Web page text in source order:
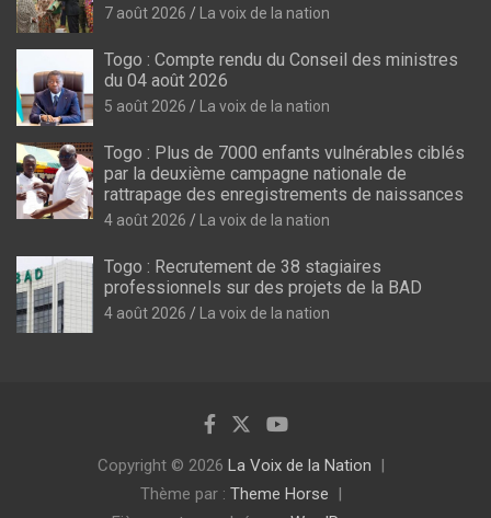
7 août 2026 La voix de la nation
Togo : Compte rendu du Conseil des ministres
du 04 août 2026
5 août 2026 La voix de la nation
Togo : Plus de 7000 enfants vulnérables ciblés
par la deuxième campagne nationale de
rattrapage des enregistrements de naissances
4 août 2026 La voix de la nation
Togo : Recrutement de 38 stagiaires
professionnels sur des projets de la BAD
4 août 2026 La voix de la nation
Copyright © 2026 La Voix de la Nation
Thème par : Theme Horse